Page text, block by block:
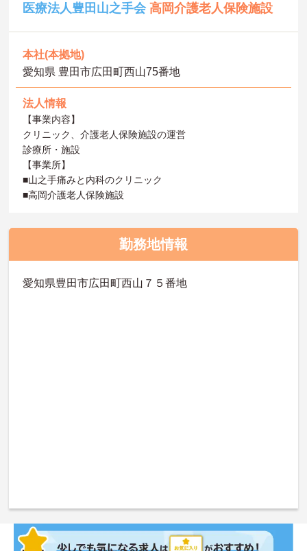
医療法人豊田山之手会高岡介護老人保険施設
本社(本拠地)
愛知県 豊田市広田町西山75番地
法人情報
【事業内容】
クリニック、介護老人保険施設の運営
診療所・施設
【事業所】
■山之手痛みと内科のクリニック
■高岡介護老人保険施設
勤務地情報
愛知県豊田市広田町西山７５番地